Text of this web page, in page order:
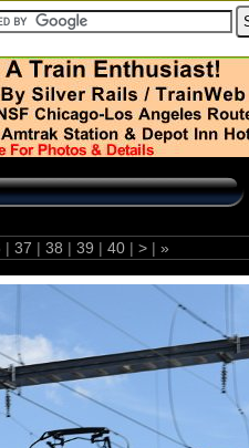
| 37 | 38 | 39 | 40 | > | »